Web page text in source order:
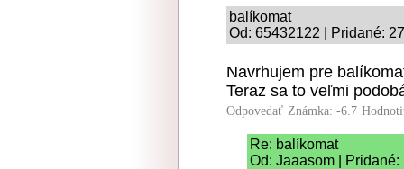
balíkomat
Od: 65432122 | Pridané:
Navrhujem pre
Teraz sa to veľmi
Odpovedať Známka: -6.7
Re: balíkomat
Od: Jaaasom |